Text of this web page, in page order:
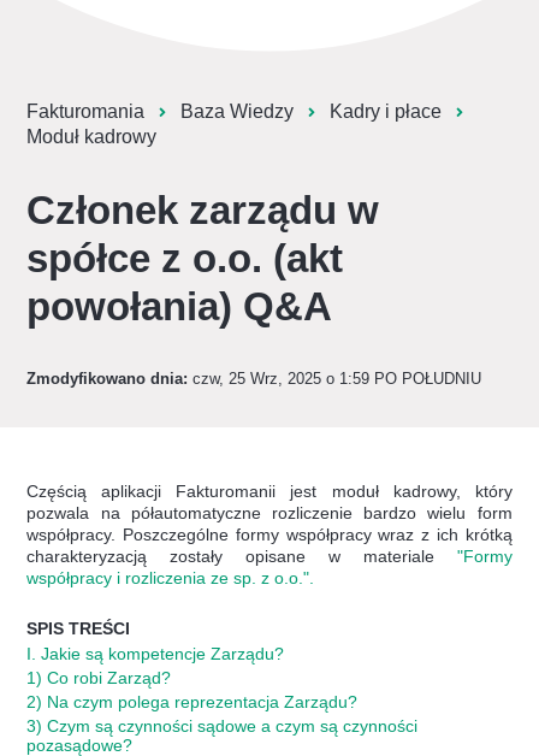
Fakturomania Baza Wiedzy
Kadry i płace
Moduł kadrowy
Członek zarządu w
spółce z o.o. (akt
powołania) Q&A
Zmodyfikowano dnia: czw, 25 Wrz, 2025 o 1:59 PO POŁUDNIU
Częścią aplikacji Fakturomanii jest moduł kadrowy, który
pozwala na półautomatyczne rozliczenie bardzo wielu form
współpracy. Poszczególne formy współpracy wraz z ich krótką
charakteryzacją zostały opisane w materiale "Formy
współpracy i rozliczenia ze sp. z o.o.".
SPIS TREŚCI
I. Jakie są kompetencje Zarządu?
1) Co robi Zarząd?
2) Na czym polega reprezentacja Zarządu?
3) Czym są czynności sądowe a czym są czynności
pozasądowe?